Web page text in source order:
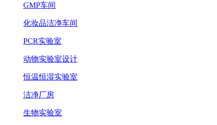
GMP车间
化妆品洁净车间
PCR实验室
动物实验室设计
恒温恒湿实验室
洁净厂房
生物实验室